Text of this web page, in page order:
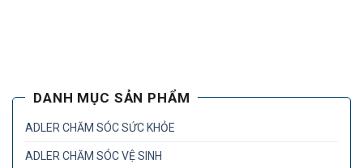
DANH MỤC SẢN PHẨM
ADLER CHĂM SÓC SỨC KHỎE
ADLER CHĂM SÓC VỆ SINH